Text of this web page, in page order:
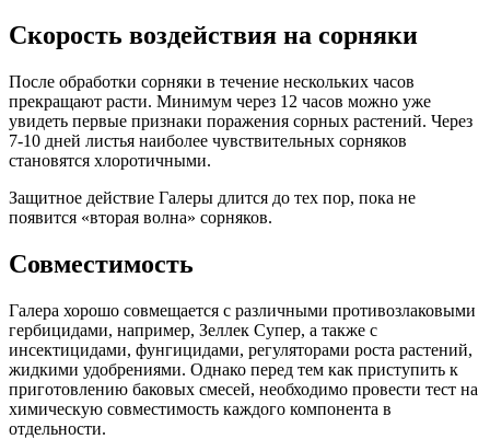
Скорость воздействия на сорняки
После обработки сорняки в течение нескольких часов
прекращают расти. Минимум через 12 часов можно уже
увидеть первые признаки поражения сорных растений. Через
7-10 дней листья наиболее чувствительных сорняков
становятся хлоротичными.
Защитное действие Галеры длится до тех пор, пока не
появится «вторая волна» сорняков.
Совместимость
Галера хорошо совмещается с различными противозлаковыми
гербицидами, например, Зеллек Супер, а также с
инсектицидами, фунгицидами, регуляторами роста растений,
жидкими удобрениями. Однако перед тем как приступить к
приготовлению баковых смесей, необходимо провести тест на
химическую совместимость каждого компонента в
отдельности.